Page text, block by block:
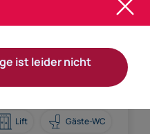
Lift Gäste-WC
ist leider nicht